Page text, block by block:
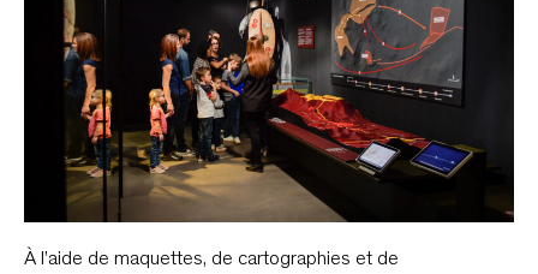
À l’aide de maquettes, de cartographies et de